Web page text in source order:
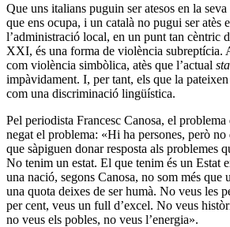
Que uns italians puguin ser atesos en la
que ens ocupa, i un català no pugui ser atès
l’administració local, en un punt tan cèntric
XXI, és una forma de violència subreptícia.
com violència simbòlica, atès que l’actual
impàvidament. I, per tant, els que la
com una discriminació lingüística.
Pel periodista Francesc Canosa, el problema
negat el problema: «Hi ha persones, però no
que sàpiguen donar resposta als problemes
No tenim un estat. El que tenim és un Estat
una nació, segons Canosa, no som més que
una quota deixes de ser humà. No veus les
per cent, veus un full d’excel. No veus
no veus els pobles, no veus l’energia».